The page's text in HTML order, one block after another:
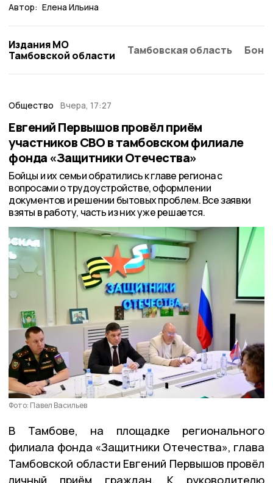
Автор: Елена Ильина
Издания МО
Тамбовской области
Тамбовская область
Общество Вчера, 17:27
Евгений Первышов провёл приём
участников СВО в тамбовском филиале
фонда «Защитники Отечества»
Бойцы и их семьи обратились к главе региона с
вопросами о трудоустройстве, оформлении
документов и решении бытовых проблем. Все заявки
взяты в работу, часть из них уже решается.
Фото: Павел Васильев
В Тамбове, на площадке регионального
филиала фонда «Защитники Отечества», глава
Тамбовской области Евгений Первышов провёл
личный приём граждан. К руководителю